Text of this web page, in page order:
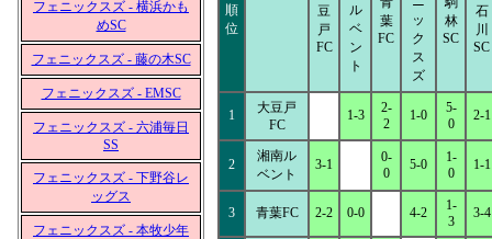
フェニックスズ - 横浜かも
めSC
フェニックスズ - 藤の木SC
フェニックスズ - EMSC
フェニックスズ - 六浦毎日
SS
フェニックスズ - 下野谷レ
ッグス
フェニックスズ - 本牧少年
順
位
豆
戸
FC
ル
ベ
ン
ト
葉
FC
ッ
ク
ス
ズ
林
SC
石
川
SC
1
大豆戸
FC
1-3
2-
2
1-0
5-
0
2-1
2
湘南ル
ベント
3-1
0-
0
5-0
1-
0
1-1
3 青葉FC 2-2 0-0 4-2
1-
3
3-4